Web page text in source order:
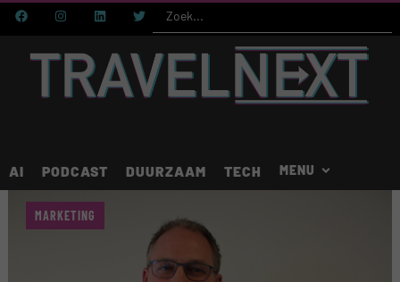
AI PODCAST DUURZAAM TECH
MARKETING